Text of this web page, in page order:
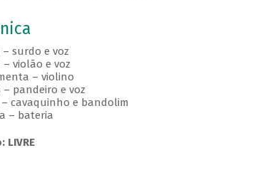
surdo e voz
– violão e voz
– violino
– pandeiro e voz
– cavaquinho e bandolim
– bateria
LIVRE